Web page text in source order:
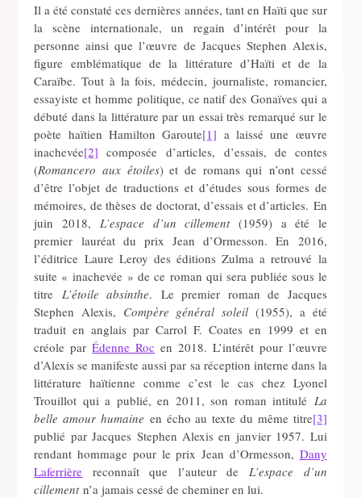
Il a été constaté ces dernières années, tant en Haïti que sur
la scène internationale, un regain d’intérêt pour la
personne ainsi que l’œuvre de Jacques Stephen Alexis,
figure emblématique de la littérature d’Haïti et de la
Caraïbe. Tout à la fois, médecin, journaliste, romancier,
essayiste et homme politique, ce natif des Gonaïves qui a
débuté dans la littérature par un essai très remarqué sur le
poète haïtien Hamilton Garoute[1] a laissé une œuvre
inachevée[2] composée d’articles, d’essais, de contes
(Romancero aux étoiles) et de romans qui n’ont cessé
d’être l’objet de traductions et d’études sous formes de
mémoires, de thèses de doctorat, d’essais et d’articles. En
juin 2018, L’espace d’un cillement(1959) a été le
premier lauréat du prix Jean d’Ormesson. En 2016,
l’éditrice Laure Leroy des éditions Zulma a retrouvé la
suite « inachevée » de ce roman qui sera publiée sous le
titre L’étoile absinthe. Le premier roman de Jacques
Stephen Alexis, Compère général soleil(1955), a été
traduit en anglais par Carrol F. Coates en 1999 et en
créole parÉdenne Roc en 2018. L’intérêt pour l’œuvre
d’Alexis se manifeste aussi par sa réception interne dans la
littérature haïtienne comme c’est le cas chez Lyonel
Trouillot qui a publié, en 2011, son roman intitulé La
belle amour humaine en écho au texte du même titre[3]
publié par Jacques Stephen Alexis en janvier 1957. Lui
rendant hommage pour le prix Jean d’Ormesson, Dany
Laferrière reconnaît que l’auteur de L’espace d’un
cillementn’a jamais cessé de cheminer en lui.